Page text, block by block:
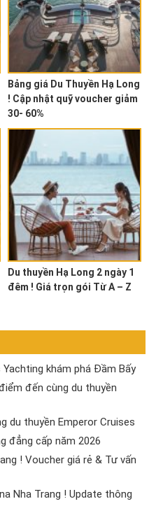
Bảng giá Du Thuyền Hạ Long
! Cập nhật quỹ voucher giảm
30- 60%
Du thuyền Hạ Long 2 ngày 1
đêm ! Giá trọn gói Từ A – Z
khám phá Đầm Bấy
đến cùng du thuyền
du thuyền Emperor Cruises
đẳng cấp năm 2026
! Voucher giá rẻ & Tư vấn
Nha Trang ! Update thông